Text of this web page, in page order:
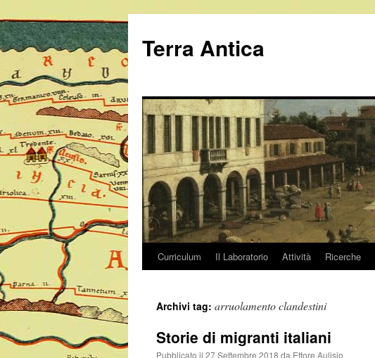
contenuto
Terra Antica
Curriculum Il Laboratorio Attività Ricerche
Archivi tag: arruolamento clandestini
Storie di migranti italiani
Pubblicato il 27 Settembre 2018 da Ettore Aulisio